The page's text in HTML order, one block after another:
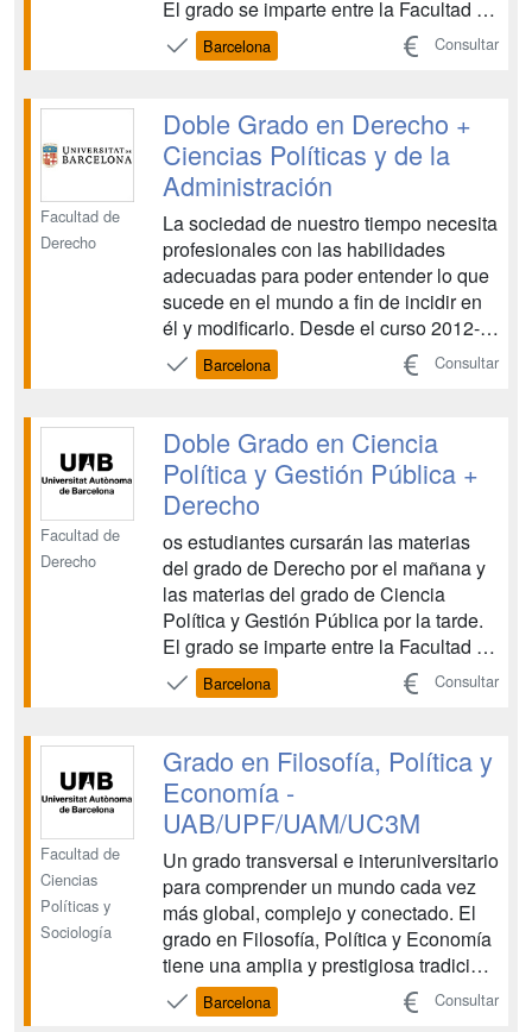
El grado se imparte entre la Facultad de
Ciencias Políticas y de Sociología y la
Facultad de Derecho. Ambas facultades
internacionalización de sus estudiantes
(ambas disponen d...
Barcelona Consultar
Facultad de
Derecho
Doble Grado en Derecho +
Ciencias Políticas y de la
Administración
La sociedad de nuestro tiempo necesita
profesionales con las habilidades
adecuadas para poder entender lo que
sucede en el mundo a fin de incidir en
él y modificarlo. Desde el curso 2012-
2013, este doble itinerario permite
estudiar no un grado de doble
simultáneamente. De este modo, se
integran las dos enseñanzas sin divi...
Barcelona Consultar
Facultad de
Derecho
Doble Grado en Ciencia
Política y Gestión Pública +
Derecho
os estudiantes cursarán las materias
del grado de Derecho por el mañana y
las materias del grado de Ciencia
Política y Gestión Pública por la tarde.
El grado se imparte entre la Facultad de
Ciencias Políticas y de Sociología y la
Facultad de Derecho. Ambas facultades
internacionalización de sus estudiantes
(ambas disponen d...
Barcelona Consultar
Facultad de
Ciencias
Políticas y
Sociología
Grado en Filosofía, Política y
Economía -
UAB/UPF/UAM/UC3M
Un grado transversal e interuniversitario
para comprender un mundo cada vez
más global, complejo y conectado. El
grado en Filosofía, Política y Economía
tiene una amplia y prestigiosa tradición
académica en el mundo anglosajón.
Actualmente, se imparte cerca de
Barcelona Consultar